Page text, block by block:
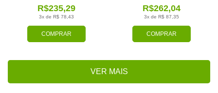
COMPRAR
3x de R$ 78,43
R$235,29
COMPRAR
3x de R$ 87,35
R$262,04
VER MAIS